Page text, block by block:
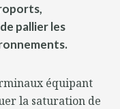
pallier les
équipant
la saturation de